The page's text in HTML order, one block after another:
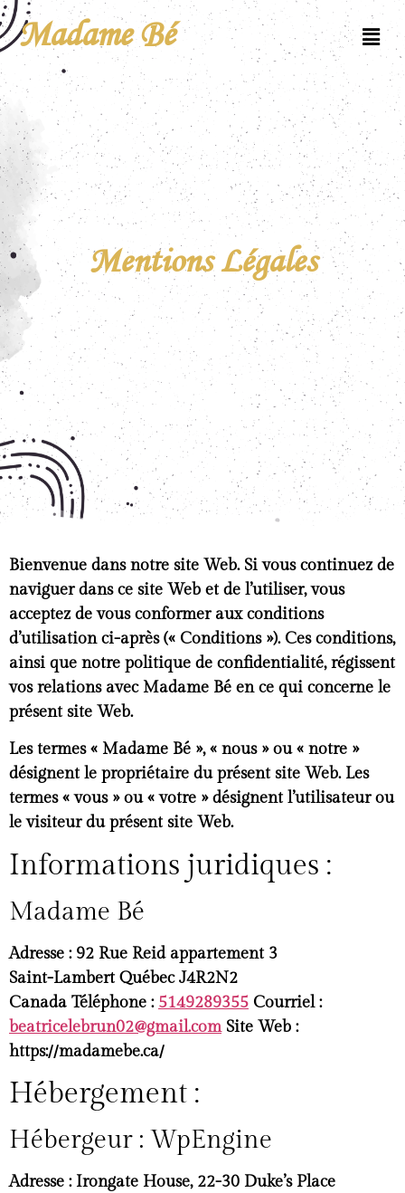
Madame Bé
Mentions Légales
Bienvenue dans notre site Web. Si vous continuez de
naviguer dans ce site Web et de l’utiliser, vous
acceptez de vous conformer aux conditions
d’utilisation ci-après (« Conditions »). Ces conditions,
ainsi que notre politique de confidentialité, régissent
vos relations avec Madame Bé en ce qui concerne le
présent site Web.
Les termes « Madame Bé », « nous » ou « notre »
désignent le propriétaire du présent site Web. Les
termes « vous » ou « votre » désignent l’utilisateur ou
le visiteur du présent site Web.
Informations juridiques :
Madame Bé
Adresse : 92 Rue Reid appartement 3
Saint-Lambert Québec J4R2N2
Canada Téléphone : 5149289355 Courriel:
beatricelebrun02@gmail.com Site Web :
https://madamebe.ca/
Hébergement :
Hébergeur : WpEngine
Adresse :Irongate House, 22-30 Duke’s Place